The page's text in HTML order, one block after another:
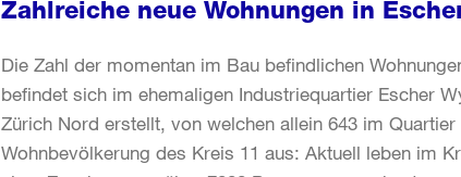
Zahlreiche neue Wohnungen in
Die Zahl der momentan im Bau befindlichen
befindet sich im ehemaligen Industriequartier Escher
Zürich Nord erstellt, von welchen allein 643 im
Wohnbevölkerung des Kreis 11 aus: Aktuell leben im